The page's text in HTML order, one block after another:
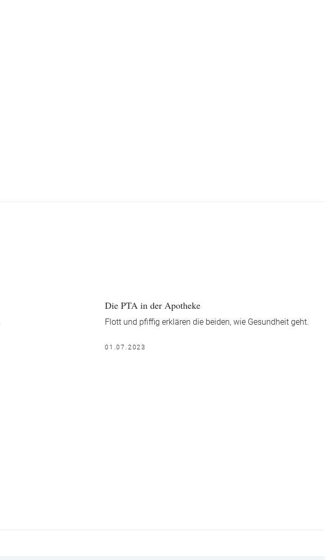
Die PTA in der Apotheke
Flott und pfiffig erklären die beiden, wie Gesundheit geht.
01.07.2023